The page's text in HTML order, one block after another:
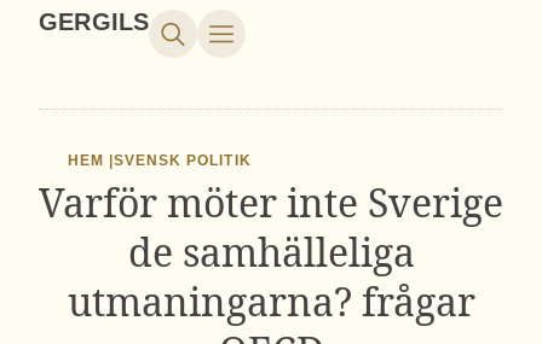
GERGILS
HEM |SVENSK POLITIK
Varför möter inte Sverige
de samhälleliga
utmaningarna? frågar